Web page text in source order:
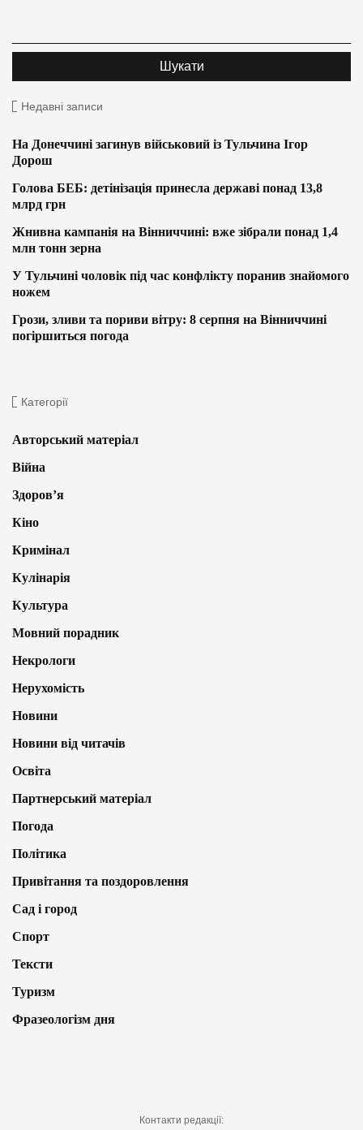
Недавні записи
На Донеччині загинув військовий із Тульчина Ігор
Дорош
Голова БЕБ: детінізація принесла державі понад 13,8
млрд грн
Жнивна кампанія на Вінниччині: вже зібрали понад 1,4
млн тонн зерна
У Тульчині чоловік під час конфлікту поранив знайомого
ножем
Грози, зливи та пориви вітру: 8 серпня на Вінниччині
погіршиться погода
Категорії
Авторський матеріал
Війна
Здоров’я
Кіно
Кримінал
Кулінарія
Культура
Мовний порадник
Некрологи
Нерухомість
Новини
Новини від читачів
Освіта
Партнерський матеріал
Погода
Політика
Привітання та поздоровлення
Сад і город
Спорт
Тексти
Туризм
Фразеологізм дня
Контакти редакції: